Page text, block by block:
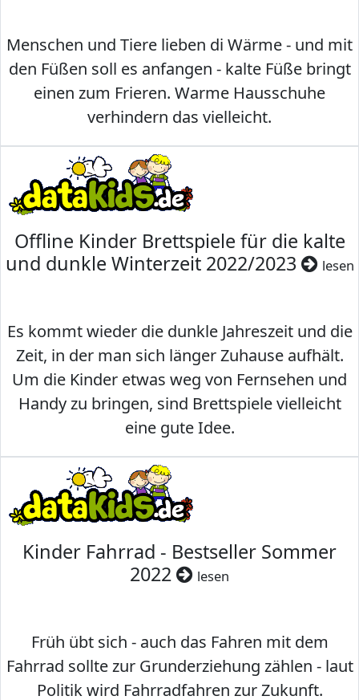
Menschen und Tiere lieben di Wärme - und mit
den Füßen soll es anfangen - kalte Füße bringt
einen zum Frieren. Warme Hausschuhe
verhindern das vielleicht.
Offline Kinder Brettspiele für die kalte
und dunkle Winterzeit 2022/2023
lesen
Es kommt wieder die dunkle Jahreszeit und die
Zeit, in der man sich länger Zuhause aufhält.
Um die Kinder etwas weg von Fernsehen und
Handy zu bringen, sind Brettspiele vielleicht
eine gute Idee.
Kinder Fahrrad - Bestseller Sommer
2022
lesen
Früh übt sich - auch das Fahren mit dem
Fahrrad sollte zur Grunderziehung zählen - laut
Politik wird Fahrradfahren zur Zukunft.